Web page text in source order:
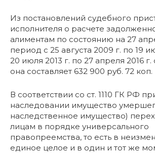
Из постановлений судебного
исполнителя о расчете
алиментам по состоянию на 27
период с 25 августа 2009 г. по 19
20 июля 2013 г. по 27 апреля 2016 г.
она составляет 632 900 руб. 72 коп.
В соответствии со ст. 1110 ГК РФ
наследовании имущество
наследственное имущество)
лицам в порядке универсального
правопреемства, то есть в
единое целое и в один и тот же